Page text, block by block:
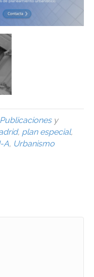
Publicacionesy
, plan especial,
A, Urbanismo